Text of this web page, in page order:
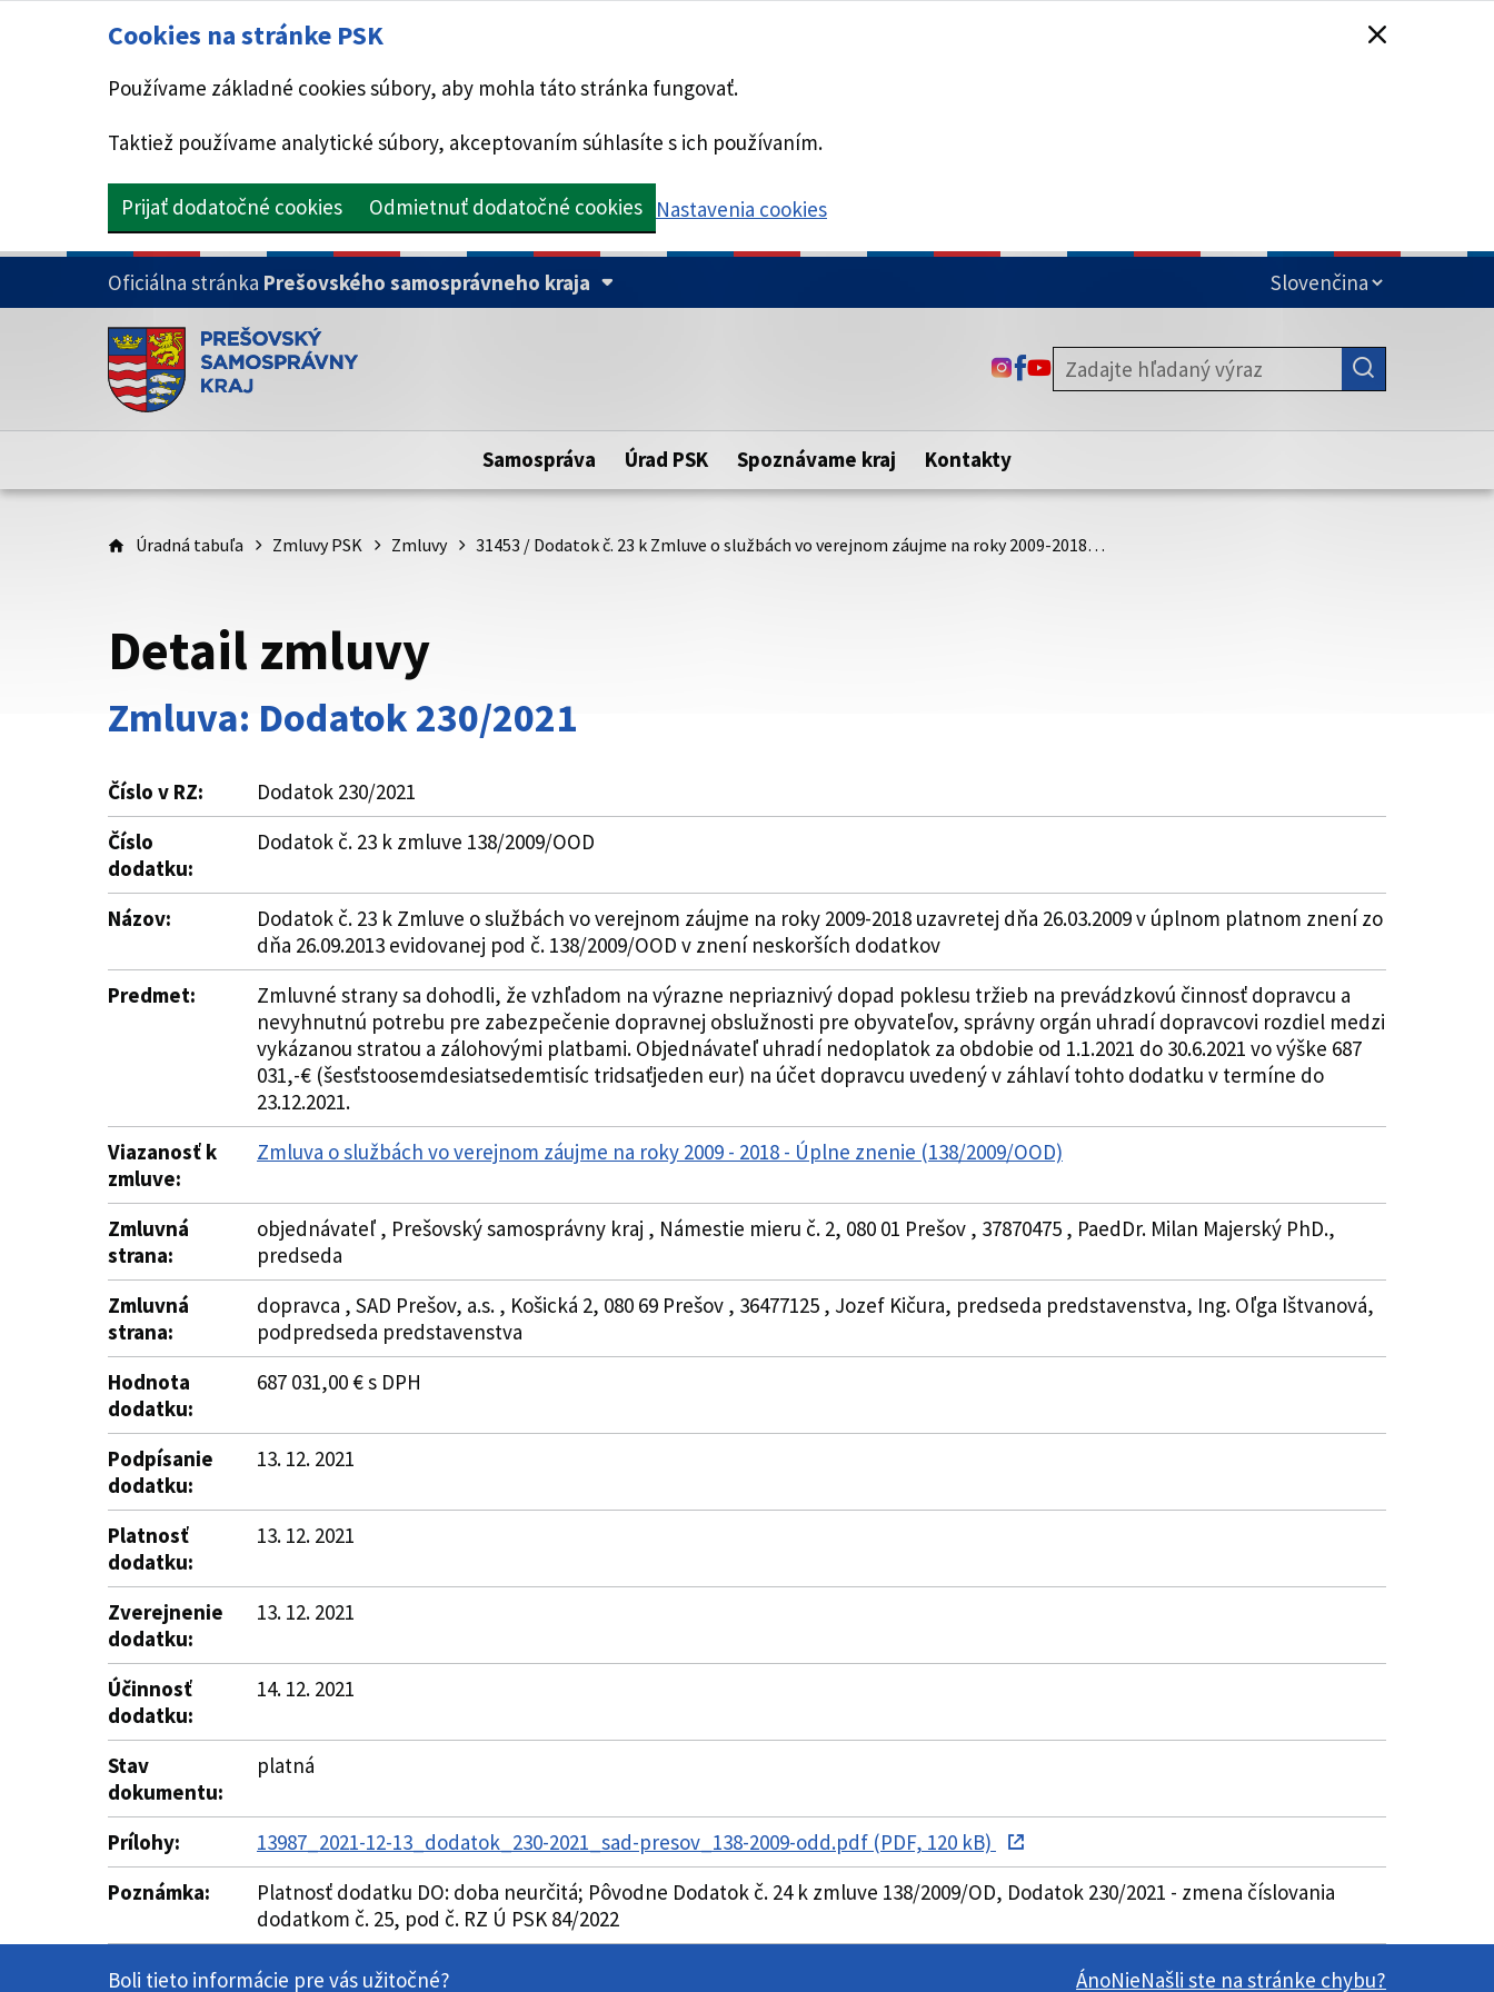
Cookies na stránke PSK
Používame základné cookies súbory, aby mohla táto stránka fungovať.
Taktiež používame analytické súbory, akceptovaním súhlasíte s ich používaním.
Prijať dodatočné cookies Odmietnuť dodatočné cookies Nastavenia cookies
PRESKOČIŤ NA HLAVNÝ OBSAH
Oficiálna stránka Prešovského samosprávneho kraja
Doména psk.sk je oficiálna
Toto je oficiálna webová stránka Prešovského samosprávneho kraja.
Táto stránka je zabezpečená
zabezpečenú webovú stránku. Zabezpečená stránka vždy začína
https:// pred názvom domény webového sídla.
ODKAZ SA OTVORÍ NA NOVEJ KARTE
ODKAZ SA OTVORÍ NA NOVEJ KARTE
ODKAZ SA OTVORÍ NA NOVEJ KARTE
Samospráva Úrad PSK Spoznávame kraj Kontakty
Úradná tabuľa Zmluvy PSK Zmluvy 31453 / Dodatok č. 23 k Zmluve o službách vo verejnom záujme na roky 2009-2018…
Detail zmluvy
Zmluva: Dodatok 230/2021
Číslo v RZ:
Dodatok 230/2021
Číslo
dodatku:
Dodatok č. 23 k zmluve 138/2009/OOD
Názov:
Dodatok č. 23 k Zmluve o službách vo verejnom záujme na roky 2009-2018 uzavretej dňa 26.03.2009 v úplnom platnom znení zo
dňa 26.09.2013 evidovanej pod č. 138/2009/OOD v znení neskorších dodatkov
Predmet:
Zmluvné strany sa dohodli, že vzhľadom na výrazne nepriaznivý dopad poklesu tržieb na prevádzkovú činnosť dopravcu a
nevyhnutnú potrebu pre zabezpečenie dopravnej obslužnosti pre obyvateľov, správny orgán uhradí dopravcovi rozdiel medzi
vykázanou stratou a zálohovými platbami. Objednávateľ uhradí nedoplatok za obdobie od 1.1.2021 do 30.6.2021 vo výške 687
031,-€ (šesťstoosemdesiatsedemtisíc tridsaťjeden eur) na účet dopravcu uvedený v záhlaví tohto dodatku v termíne do
23.12.2021.
Viazanosť k
zmluve:
Zmluva o službách vo verejnom záujme na roky 2009 - 2018 - Úplne znenie (138/2009/OOD)
Zmluvná
strana:
objednávateľ , Prešovský samosprávny kraj , Námestie mieru č. 2, 080 01 Prešov , 37870475 , PaedDr. Milan Majerský PhD.,
predseda
Zmluvná
strana:
dopravca , SAD Prešov, a.s. , Košická 2, 080 69 Prešov , 36477125 , Jozef Kičura, predseda predstavenstva, Ing. Oľga Ištvanová,
podpredseda predstavenstva
Hodnota
dodatku:
687 031,00 € s DPH
Podpísanie
dodatku:
13. 12. 2021
Platnosť
dodatku:
13. 12. 2021
Zverejnenie
dodatku:
13. 12. 2021
Účinnosť
dodatku:
14. 12. 2021
Stav
dokumentu:
platná
Prílohy:
13987_2021-12-13_dodatok_230-2021_sad-presov_138-2009-odd.pdf (PDF, 120 kB)
Poznámka:
Platnosť dodatku DO: doba neurčitá; Pôvodne Dodatok č. 24 k zmluve 138/2009/OD, Dodatok 230/2021 - zmena číslovania
dodatkom č. 25, pod č. RZ Ú PSK 84/2022
Boli tieto informácie pre vás užitočné? ÁnoNieNašli ste na stránke chybu?